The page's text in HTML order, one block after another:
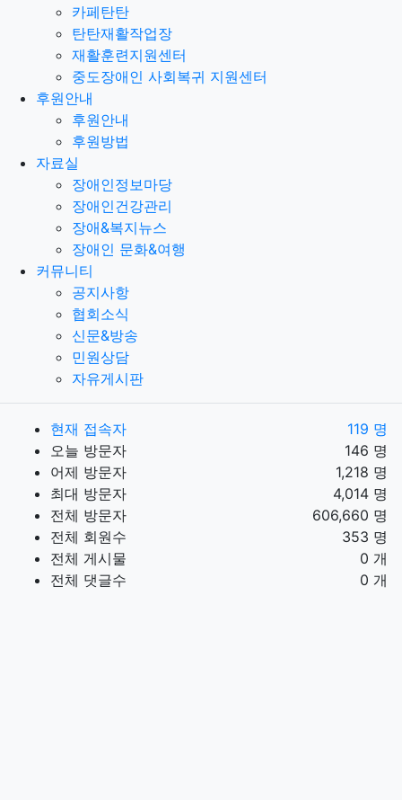
카페탄탄
탄탄재활작업장
재활훈련지원센터
중도장애인 사회복귀 지원센터
후원안내
후원안내
후원방법
자료실
장애인정보마당
장애인건강관리
장애&복지뉴스
장애인 문화&여행
커뮤니티
공지사항
협회소식
신문&방송
민원상담
자유게시판
현재 접속자
119 명
오늘 방문자
146 명
어제 방문자
1,218 명
최대 방문자
4,014 명
전체 방문자
606,660 명
전체 회원수
353 명
전체 게시물
0 개
전체 댓글수
0 개